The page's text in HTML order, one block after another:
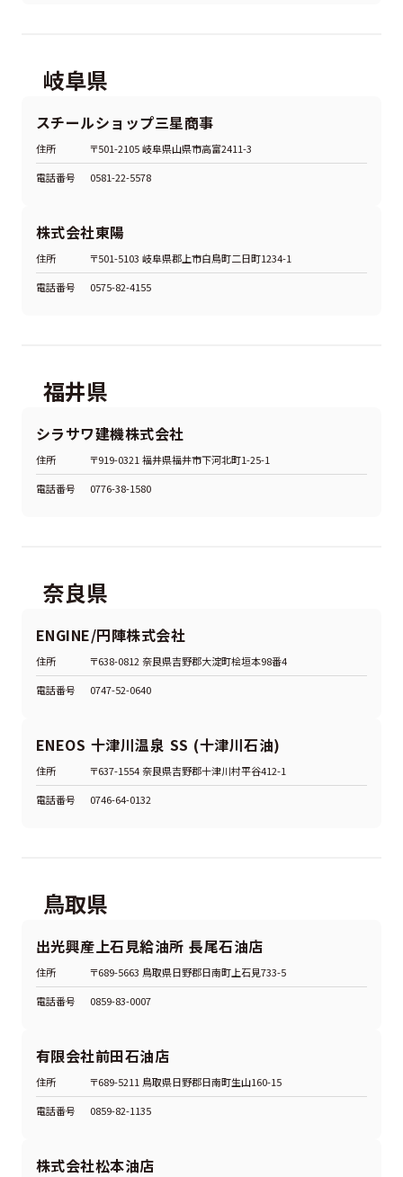
岐阜県
スチールショップ三星商事
住所
〒501-2105 岐阜県山県市高富2411-3
電話番号
0581-22-5578
株式会社東陽
住所
〒501-5103 岐阜県郡上市白鳥町二日町1234-1
電話番号
0575-82-4155
福井県
シラサワ建機株式会社
住所
〒919-0321 福井県福井市下河北町1-25-1
電話番号
0776-38-1580
奈良県
ENGINE/円陣株式会社
住所
〒638-0812 奈良県吉野郡大淀町桧垣本98番4
電話番号
0747-52-0640
ENEOS 十津川温泉 SS (十津川石油)
住所
〒637-1554 奈良県吉野郡十津川村平谷412-1
電話番号
0746-64-0132
鳥取県
出光興産上石見給油所 長尾石油店
住所
〒689-5663 鳥取県日野郡日南町上石見733-5
電話番号
0859-83-0007
有限会社前田石油店
住所
〒689-5211 鳥取県日野郡日南町生山160-15
電話番号
0859-82-1135
株式会社松本油店